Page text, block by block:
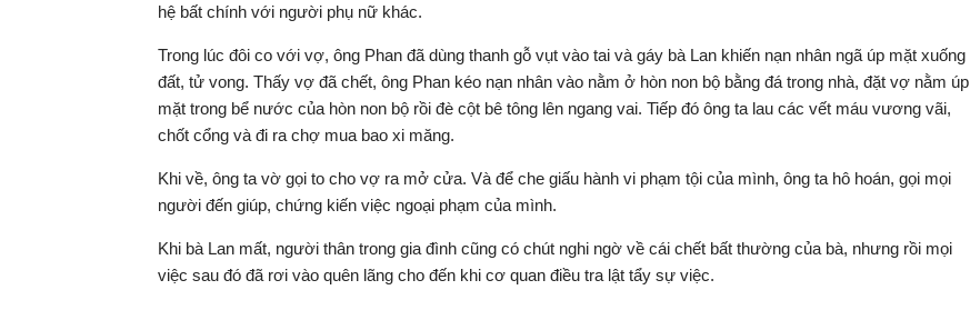
hệ bất chính với người phụ nữ khác.
Trong lúc đôi co với vợ, ông Phan đã dùng thanh gỗ vụt vào tai và gáy bà Lan khiến nạn nhân ngã úp mặt xuống
đất, tử vong. Thấy vợ đã chết, ông Phan kéo nạn nhân vào nằm ở hòn non bộ bằng đá trong nhà, đặt vợ nằm úp
mặt trong bể nước của hòn non bộ rồi đè cột bê tông lên ngang vai. Tiếp đó ông ta lau các vết máu vương vãi,
chốt cổng và đi ra chợ mua bao xi măng.
Khi về, ông ta vờ gọi to cho vợ ra mở cửa. Và để che giấu hành vi phạm tội của mình, ông ta hô hoán, gọi mọi
người đến giúp, chứng kiến việc ngoại phạm của mình.
Khi bà Lan mất, người thân trong gia đình cũng có chút nghi ngờ về cái chết bất thường của bà, nhưng rồi mọi
việc sau đó đã rơi vào quên lãng cho đến khi cơ quan điều tra lật tẩy sự việc.